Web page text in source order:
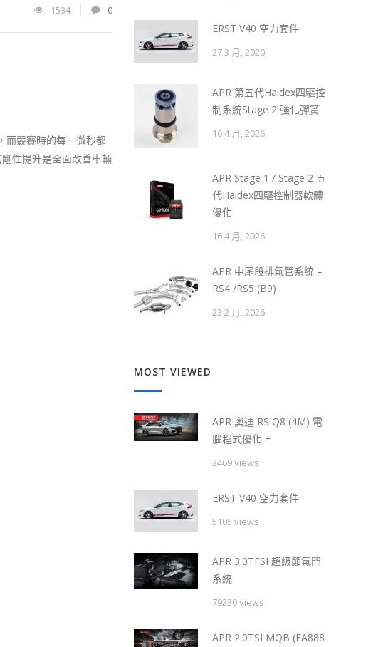
1534 0
而競​​賽時的每一微秒都
性提升是全面改善車輛
ERST V40 空力套件
27 3 月, 2020
APR 第五代Haldex四驅控
制系統Stage 2 強化彈簧
16 4 月, 2026
APR Stage 1 / Stage 2 五
代Haldex四驅控制器軟體
優化
16 4 月, 2026
APR 中尾段排氣管系統 –
RS4 /RS5 (B9)
23 2 月, 2026
MOST VIEWED
APR 奧迪 RS Q8 (4M) 電
腦程式優化 +
2469 views
ERST V40 空力套件
5105 views
APR 3.0TFSI 超級節氣門
系統
79230 views
APR 2.0TSI MQB (EA888